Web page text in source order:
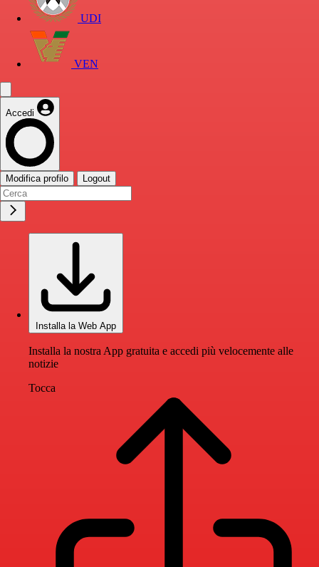
UDI
VEN
Accedi
Modifica profilo Logout
Installa la Web App
Installa la nostra App gratuita e accedi più velocemente alle
notizie
Tocca